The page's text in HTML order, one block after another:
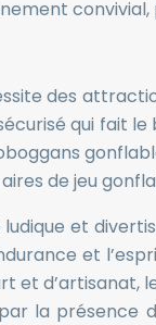
convivial,
des
qui fait le
de jeu
et
et
et
la présence